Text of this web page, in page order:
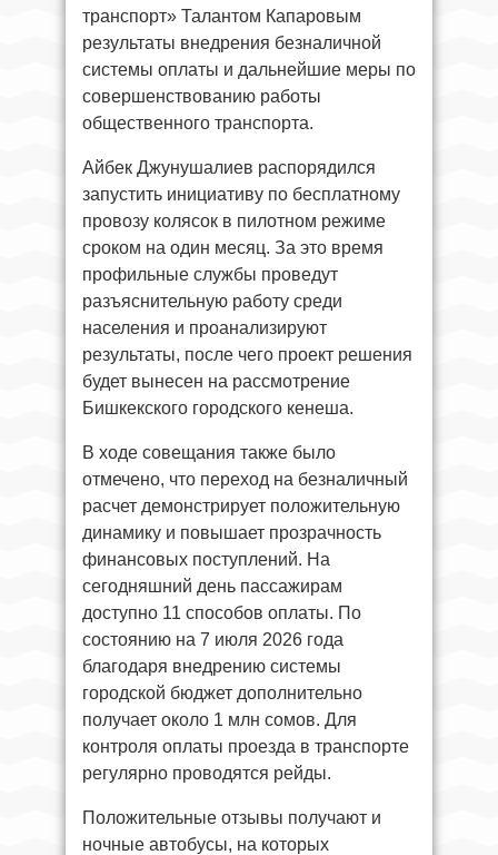
транспорт» Талантом Капаровым
результаты внедрения безналичной
системы оплаты и дальнейшие меры по
совершенствованию работы
общественного транспорта.
Айбек Джунушалиев распорядился
запустить инициативу по бесплатному
провозу колясок в пилотном режиме
сроком на один месяц. За это время
профильные службы проведут
разъяснительную работу среди
населения и проанализируют
результаты, после чего проект решения
будет вынесен на рассмотрение
Бишкекского городского кенеша.
В ходе совещания также было
отмечено, что переход на безналичный
расчет демонстрирует положительную
динамику и повышает прозрачность
финансовых поступлений. На
сегодняшний день пассажирам
доступно 11 способов оплаты. По
состоянию на 7 июля 2026 года
благодаря внедрению системы
городской бюджет дополнительно
получает около 1 млн сомов. Для
контроля оплаты проезда в транспорте
регулярно проводятся рейды.
Положительные отзывы получают и
ночные автобусы, на которых